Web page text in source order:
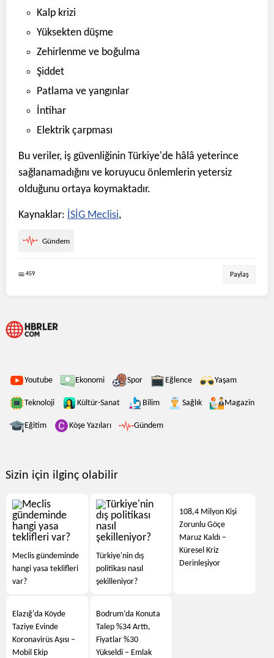
Youtube Ekonomi Spor Eğlence Yaşam
Teknoloji Kültür-Sanat Bilim Sağlık Magazin
Eğitim Köşe Yazıları Gündem
Sizin için ilginç olabilir
Meclis gündeminde
hangi yasa teklifleri
var?
Türkiye'nin dış
politikası nasıl
şekilleniyor?
108,4 Milyon Kişi
Zorunlu Göçe
Maruz Kaldı –
Küresel Kriz
Derinleşiyor
Elazığ'da Köyde
Taziye Evinde
Koronavirüs Aşısı –
Mobil Ekip
Bodrum’da Konuta
Talep %34 Arttı,
Fiyatlar %30
Yükseldi – Emlak
Kalp krizi
Yüksekten düşme
Zehirlenme ve boğulma
Şiddet
Patlama ve yangınlar
İntihar
Elektrik çarpması
Bu veriler, iş güvenliğinin Türkiye'de hâlâ yeterince
sağlanamadığını ve koruyucu önlemlerin yetersiz
olduğunu ortaya koymaktadır.
Kaynaklar: İSİG Meclisi,
Gündem
459 Paylaş